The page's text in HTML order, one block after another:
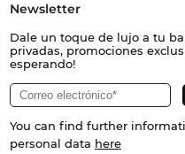
Newsletter
Dale un toque de lujo a tu
privadas, promociones
esperando!
You can find further
personal data here